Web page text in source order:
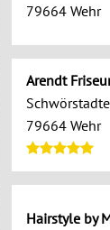
79664 Wehr
Arendt
79664 Wehr
Hairstyle by